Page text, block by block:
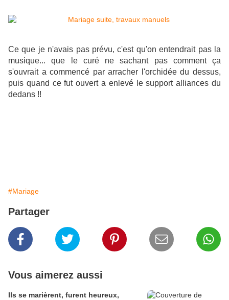
Ce que je n'avais pas prévu, c'est qu'on entendrait pas la
musique... que le curé ne sachant pas comment ça
s'ouvrait a commencé par arracher l'orchidée du dessus,
puis quand ce fut ouvert a enlevé le support alliances du
dedans !!
#Mariage
Partager
Vous aimerez aussi
Ils se marièrent, furent heureux,